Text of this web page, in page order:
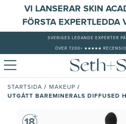
VI LANSERAR SKIN
FÖRSTA EXPERTLEDDA
SVERIGES LEDANDE EXPERTER
ÖVER 7200+ ★★★★★
STARTSIDA / MAKEUP /
UTGÅTT BAREMINERALS DIFFUSED